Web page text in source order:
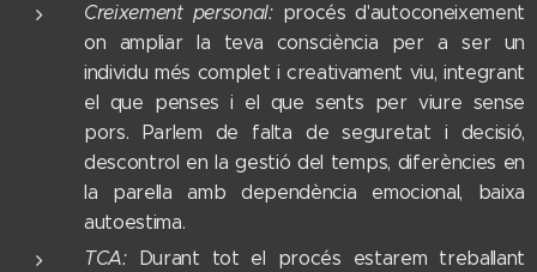
Creixement personal:procés d'autoconeixement
on ampliar la teva consciència per a ser un
individu més complet i creativament viu, integrant
el que penses i el que sents per viure sense
pors. Parlem de falta de seguretat i decisió,
descontrol en la gestió del temps, diferències en
la parella amb dependència emocional, baixa
autoestima.
TCA: Durant tot el procés estarem treballant